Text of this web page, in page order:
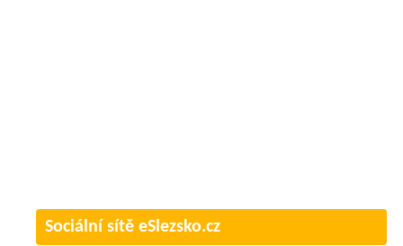
Sociální sítě eSlezsko.cz